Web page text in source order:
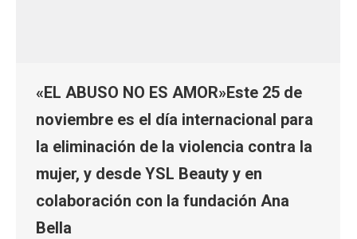
«EL ABUSO NO ES AMOR»Este 25 de
noviembre es el día internacional para
la eliminación de la violencia contra la
mujer, y desde YSL Beauty y en
colaboración con la fundación Ana
Bella